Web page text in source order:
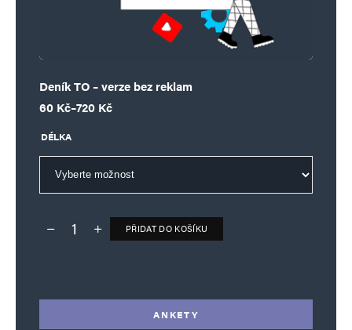
Deník TO – verze bez reklam
60 Kč–720 Kč
Rozpětí cen: 60 Kč až 720 Kč
DÉLKA
Deník TO – verze bez reklam množství
PŘIDAT DO KOŠÍKU
ANKETY